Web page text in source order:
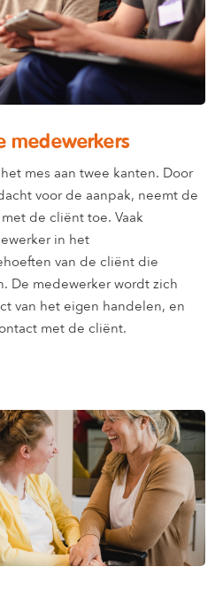
medewerkers
mes aan twee kanten. Door
voor de aanpak, neemt de
de cliënt toe. Vaak
in het
van de cliënt die
De medewerker wordt zich
van het eigen handelen, en
met de cliënt.